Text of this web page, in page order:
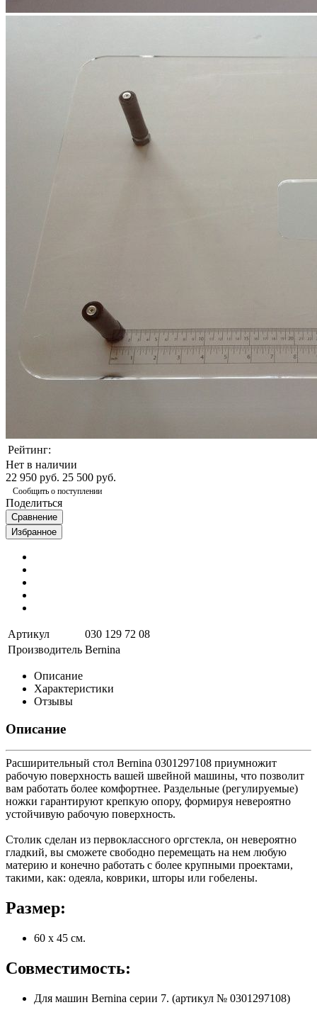
Рейтинг:
Нет в наличии
22 950 руб. 25 500 руб.
Сообщить о поступлении
Поделиться
Сравнение
Избранное
Артикул
030 129 72 08
Производитель Bernina
Описание
Характеристики
Отзывы
Описание
Расширительный стол Bernina 0301297108 приумножит
рабочую поверхность вашей швейной машины, что позволит
вам работать более комфортнее. Раздельные (регулируемые)
ножки гарантируют крепкую опору, формируя невероятно
устойчивую рабочую поверхность.
Столик сделан из первоклассного оргстекла, он невероятно
гладкий, вы сможете свободно перемещать на нем любую
материю и конечно работать с более крупными проектами,
такими, как: одеяла, коврики, шторы или гобелены.
Размер:
60 x 45 см.
Совместимость:
Для машин Bernina серии 7. (артикул № 0301297108)